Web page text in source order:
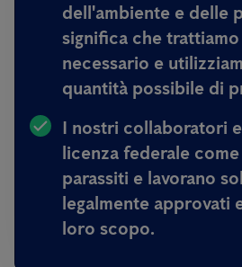
dell'ambiente e delle
significa che
necessario e
quantità possibile di
I nostri collaboratori
licenza federale
parassiti e lavorano
legalmente approvati
loro scopo.